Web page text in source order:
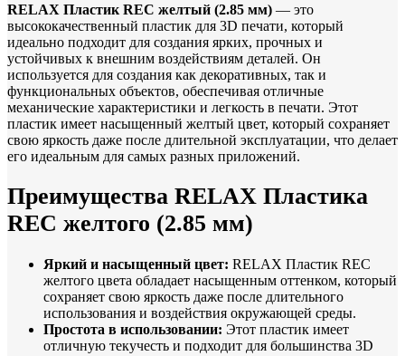
RELAX Пластик REC желтый (2.85 мм) — это
высококачественный пластик для 3D печати, который
идеально подходит для создания ярких, прочных и
устойчивых к внешним воздействиям деталей. Он
используется для создания как декоративных, так и
функциональных объектов, обеспечивая отличные
механические характеристики и легкость в печати. Этот
пластик имеет насыщенный желтый цвет, который сохраняет
свою яркость даже после длительной эксплуатации, что делает
его идеальным для самых разных приложений.
Преимущества RELAX Пластика
REC желтого (2.85 мм)
Яркий и насыщенный цвет: RELAX Пластик REC
желтого цвета обладает насыщенным оттенком, который
сохраняет свою яркость даже после длительного
использования и воздействия окружающей среды.
Простота в использовании: Этот пластик имеет
отличную текучесть и подходит для большинства 3D